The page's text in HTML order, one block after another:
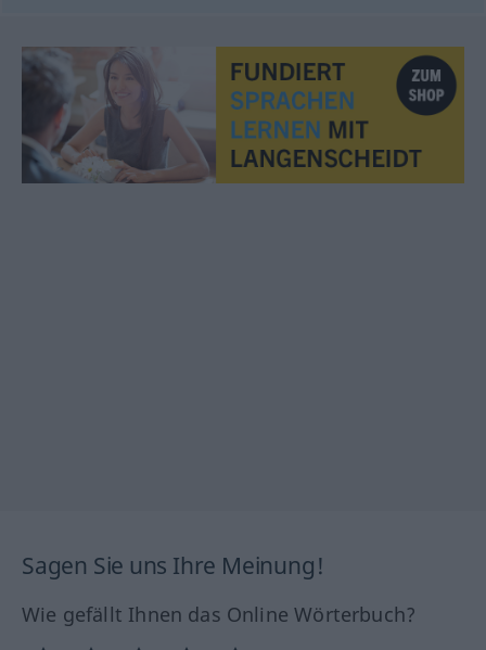
Sagen Sie uns Ihre Meinung!
Wie gefällt Ihnen das Online Wörterbuch?